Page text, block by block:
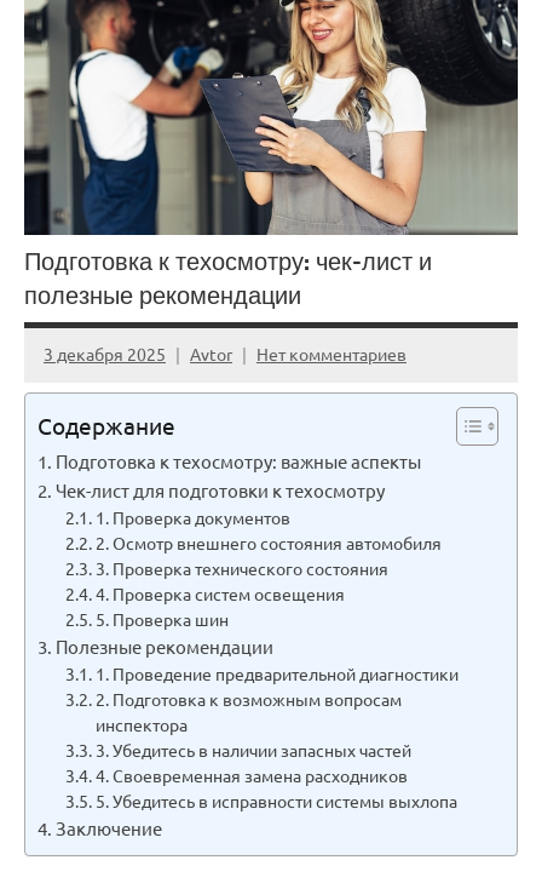
Подготовка к техосмотру: чек-лист и
полезные рекомендации
3 декабря 2025 Avtor Нет комментариев
Содержание
Подготовка к техосмотру: важные аспекты
Чек-лист для подготовки к техосмотру
1. Проверка документов
2. Осмотр внешнего состояния автомобиля
3. Проверка технического состояния
4. Проверка систем освещения
5. Проверка шин
Полезные рекомендации
1. Проведение предварительной диагностики
2. Подготовка к возможным вопросам
инспектора
3. Убедитесь в наличии запасных частей
4. Своевременная замена расходников
5. Убедитесь в исправности системы выхлопа
Заключение